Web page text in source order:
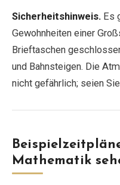
Sicherheitshinweis. Es
Gewohnheiten einer
Brieftaschen
und Bahnsteigen. Die
nicht gefährlich; seien
Mathematik